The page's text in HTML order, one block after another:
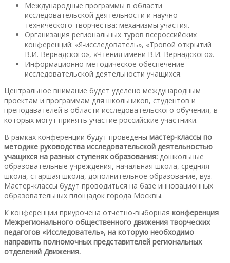
Международные программы в области
исследовательской деятельности и научно-
технического творчества: механизмы участия.
Организация региональных туров всероссийских
конференций: «Я-исследователь», «Тропой открытий
В.И. Вернадского», «Чтения имени В.И. Вернадского».
Информационно-методическое обеспечение
исследовательской деятельности учащихся.
Центральное внимание будет уделено международным
проектам и программам для школьников, студентов и
преподавателей в области исследовательского обучения, в
которых могут принять участие российские участники.
В рамках конференции будут проведены мастер-классы по
методике руководства исследовательской деятельностью
учащихся на разных ступенях образования: дошкольные
образовательные учреждения, начальная школа, средняя
школа, старшая школа, дополнительное образование, вуз.
Мастер-классы будут проводиться на базе инновационных
образовательных площадок города Москвы.
К конференции приурочена отчетно-выборная конференция
Межрегионального общественного движения творческих
педагогов «Исследователь», на которую необходимо
направить полномочных представителей региональных
отделений Движения.